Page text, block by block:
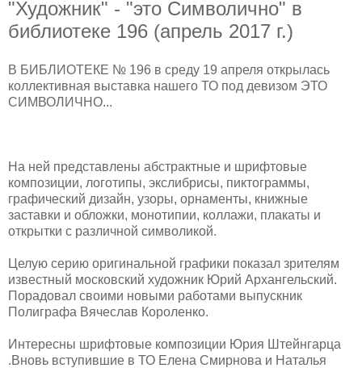
"Художник" - "это Символично" в
библиотеке 196 (апрель 2017 г.)
В БИБЛИОТЕКЕ № 196 в среду 19 апреля открылась
коллективная выставка нашего ТО под девизом ЭТО
СИМВОЛИЧНО...
На ней представлены абстрактные и шрифтовые
композиции, логотипы, экслибрисы, пиктограммы,
графический дизайн, узоры, орнаменты, книжные
заставки и обложки, монотипии, коллажи, плакаты и
открытки с различной символикой.
Целую серию оригинальной графики показал зрителям
известный московский художник Юрий Архангельский.
Порадовал своими новыми работами выпускник
Полиграфа Вячеслав Короленко.
Интересны шрифтовые композиции Юрия Штейнгарца
.Вновь вступившие в ТО Елена Смирнова и Наталья